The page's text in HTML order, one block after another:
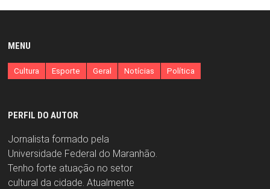
MENU
Cultura Esporte Geral Notícias Política
PERFIL DO AUTOR
Jornalista formado pela
Universidade Federal do Maranhão.
Tenho forte atuação no setor
cultural da cidade. Atualmente